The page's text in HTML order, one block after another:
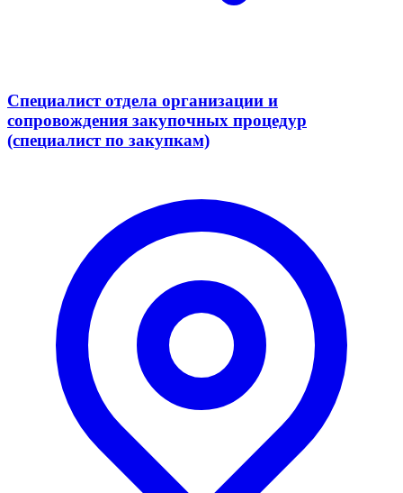
Специалист отдела организации и
сопровождения закупочных процедур
(специалист по закупкам)